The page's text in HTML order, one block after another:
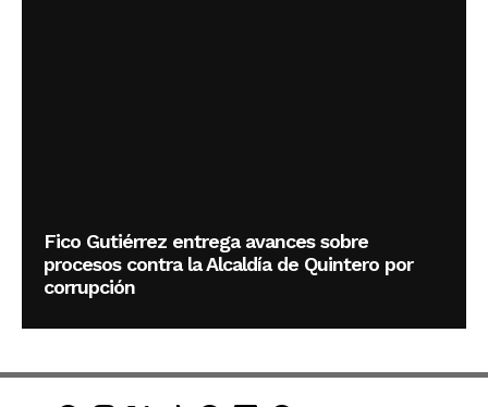
Fico Gutiérrez entrega avances sobre
procesos contra la Alcaldía de Quintero por
corrupción